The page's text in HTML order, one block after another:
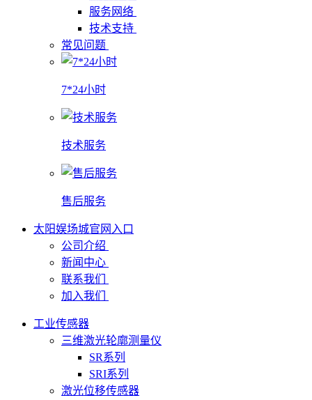
服务网络
技术支持
常见问题
7*24小时
技术服务
售后服务
太阳娱场城官网入口
公司介绍
新闻中心
联系我们
加入我们
工业传感器
三维激光轮廓测量仪
SR系列
SRI系列
激光位移传感器